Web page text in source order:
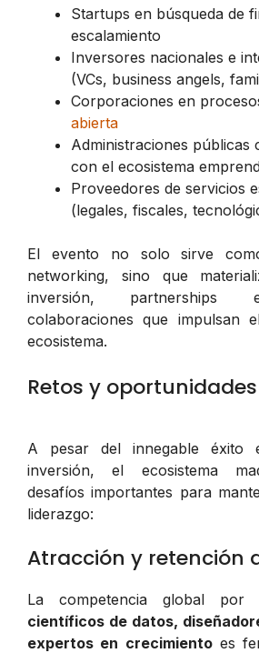
Startups en búsqueda de
escalamiento
Inversores nacionales e
(VCs, business angels,
Corporaciones en
abierta
Administraciones públicas
con el ecosistema
Proveedores de servicios
(legales, fiscales,
El evento no solo sirve
networking, sino que
inversión, partnerships
colaboraciones que impulsan
ecosistema.
Retos y
A pesar del innegable éxito
inversión, el ecosistema
desafíos importantes para
liderazgo:
Atracción y retención
La competencia global por
científicos de datos,
expertos en crecimientoes